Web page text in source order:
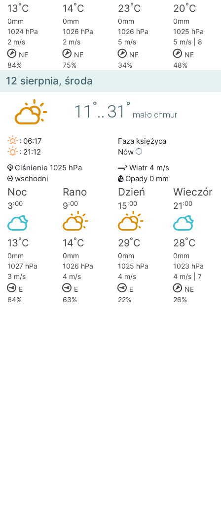
13°C 14°C 23°C 20°C
0mm 0mm 0mm
0mm
1024 hPa
1026 hPa 1026 hPa
1025 hPa
2 m/s
2 m/s 5 m/s
5 m/s | 8
NE
NE NE
NE
84%
75% 34% 48%
12 sierpnia, środa
11 °.. 31 °
mało chmur
: 06:17
: 21:12
Faza księżyca
Nów
Ciśnienie 1025 hPa
Wiatr 4 m/s
wschodni
Opady 0 mm
Noc Rano Dzień Wieczór
3:00 9:00 15:00 21:00
13°C 14°C 29°C 28°C
0mm 0mm 0mm
0mm
1027 hPa
1026 hPa 1025 hPa
1023 hPa
3 m/s
4 m/s 4 m/s
4 m/s | 7
E
E E
NE
64%
63% 22% 26%